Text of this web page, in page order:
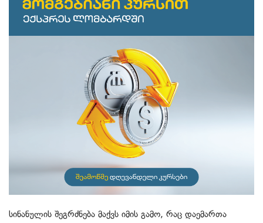
სინანულის შეგრძნება მაქვს იმის გამო, რაც დაემართა